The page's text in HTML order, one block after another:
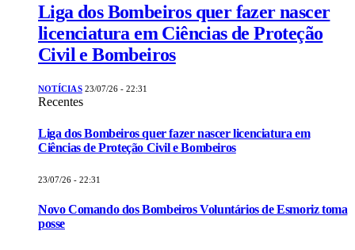
Liga dos Bombeiros quer fazer nascer
licenciatura em Ciências de Proteção
Civil e Bombeiros
NOTÍCIAS 23/07/26 - 22:31
Recentes
Liga dos Bombeiros quer fazer nascer licenciatura em
Ciências de Proteção Civil e Bombeiros
23/07/26 - 22:31
Novo Comando dos Bombeiros Voluntários de Esmoriz toma
posse